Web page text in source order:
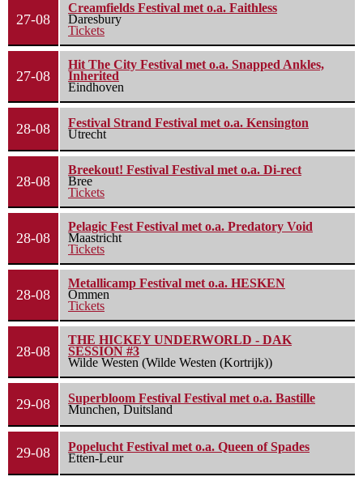
27-08
Creamfields Festival met o.a. Faithless
Daresbury
Tickets
27-08
Hit The City Festival met o.a. Snapped Ankles,
Inherited
Eindhoven
28-08
Festival Strand Festival met o.a. Kensington
Utrecht
28-08
Breekout! Festival Festival met o.a. Di-rect
Bree
Tickets
28-08
Pelagic Fest Festival met o.a. Predatory Void
Maastricht
Tickets
28-08
Metallicamp Festival met o.a. HESKEN
Ommen
Tickets
28-08
THE HICKEY UNDERWORLD - DAK
SESSION #3
Wilde Westen (Wilde Westen (Kortrijk))
29-08
Superbloom Festival Festival met o.a. Bastille
Munchen, Duitsland
29-08
Popelucht Festival met o.a. Queen of Spades
Etten-Leur